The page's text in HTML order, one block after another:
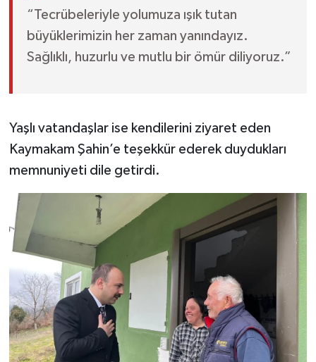
“Tecrübeleriyle yolumuza ışık tutan
büyüklerimizin her zaman yanındayız.
Sağlıklı, huzurlu ve mutlu bir ömür diliyoruz.”
Yaşlı vatandaşlar ise kendilerini ziyaret eden
Kaymakam Şahin’e teşekkür ederek duydukları
memnuniyeti dile getirdi.